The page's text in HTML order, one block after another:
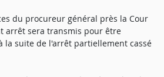
du procureur général près la Cour
arrêt sera transmis pour être
la suite de l'arrêt partiellement cassé